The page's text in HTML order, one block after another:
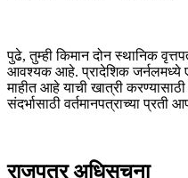
पुढे, तुम्ही किमान दोन स्थानिक
आवश्यक आहे. प्रादेशिक जर्नलमध्ये
माहीत आहे याची खात्री
संदर्भासाठी वर्तमानपत्राच्या प्रती
राजपत्र अधिसूचना